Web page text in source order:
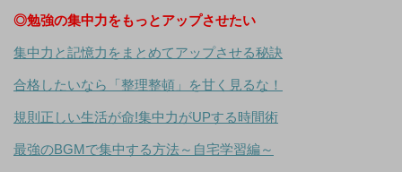
◎勉強の集中力をもっとアップさせたい
集中力と記憶力をまとめてアップさせる秘訣
合格したいなら「整理整頓」を甘く見るな！
規則正しい生活が命!集中力がUPする時間術
最強のBGMで集中する方法～自宅学習編～